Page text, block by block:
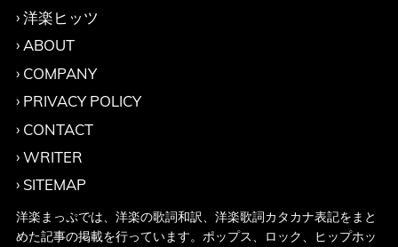
洋楽ヒッツ
ABOUT
COMPANY
PRIVACY POLICY
CONTACT
WRITER
SITEMAP
洋楽まっぷでは、洋楽の歌詞和訳、洋楽歌詞カタカナ表記をまと
めた記事の掲載を行っています。ポップス、ロック、ヒップホッ